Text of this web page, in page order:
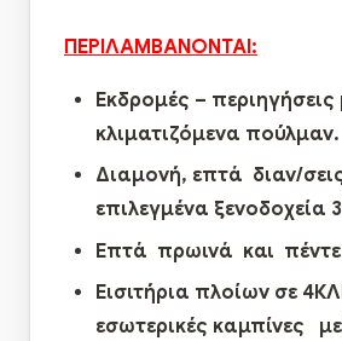
ΠΕΡΙΛΑΜΒΑΝΟΝΤΑΙ:
Εκδρομές –
κλιματιζόμενα πούλμαν.
Διαμονή, επτά διαν/
επιλεγμένα ξενοδοχεία
Eπτά πρωινά και
Εισιτήρια πλοίων σε
εσωτερικές καμπίνες με